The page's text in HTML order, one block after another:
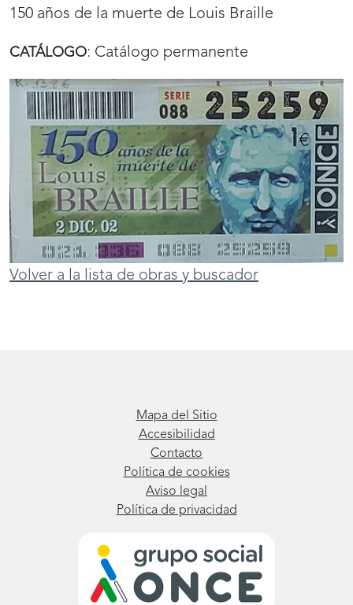
150 años de la muerte de Louis Braille
CATÁLOGO: Catálogo permanente
Volver a la lista de obras y buscador
Mapa del Sitio
Accesibilidad
Contacto
Política de cookies
Aviso legal
Política de privacidad